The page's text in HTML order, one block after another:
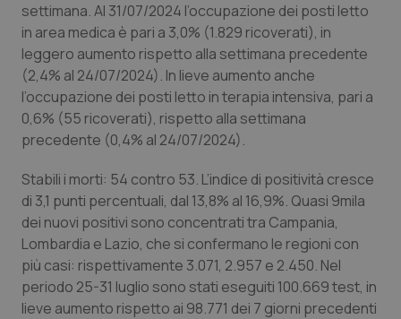
Emilia-Romagna
Friuli Venezia Giulia
Lazio
Lombardia
Marche
Molise
Colesterolo & coronaropatie
Dermatite Atopica
Diabete & glucometri
Dolore
Donna & Salute
Epatiti
settimana. Al 31/07/2024 l’occupazione dei posti letto
in area medica è pari a 3,0% (1.829 ricoverati), in
leggero aumento rispetto alla settimana precedente
(2,4% al 24/07/2024). In lieve aumento anche
l’occupazione dei posti letto in terapia intensiva, pari a
0,6% (55 ricoverati), rispetto alla settimana
precedente (0,4% al 24/07/2024).
Stabili i morti: 54 contro 53. L’indice di positività cresce
di 3,1 punti percentuali, dal 13,8% al 16,9%. Quasi 9mila
dei nuovi positivi sono concentrati tra Campania,
Lombardia e Lazio, che si confermano le regioni con
più casi: rispettivamente 3.071, 2.957 e 2.450. Nel
periodo 25-31 luglio sono stati eseguiti 100.669 test, in
lieve aumento rispetto ai 98.771 dei 7 giorni precedenti